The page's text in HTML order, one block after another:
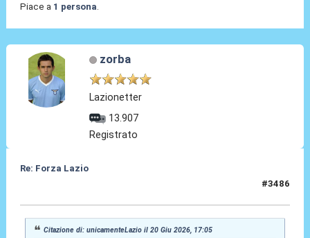
Piace a 1 persona.
zorba
Lazionetter
13.907
Registrato
Re: Forza Lazio
#3486
Citazione di: unicamenteLazio il 20 Giu 2026, 17:05